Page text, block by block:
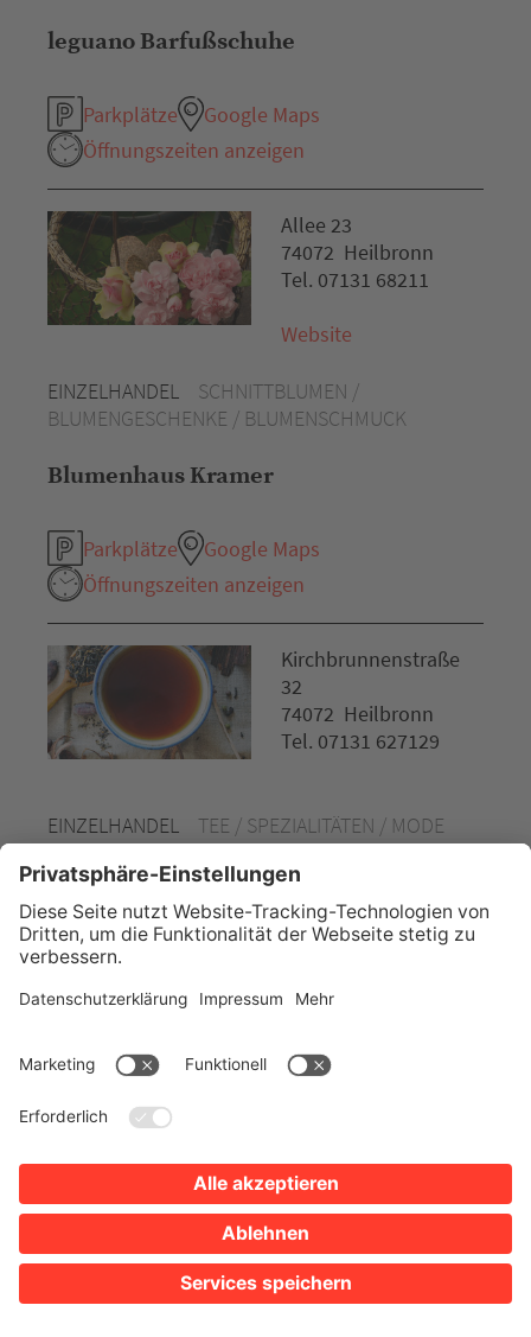
leguano Barfußschuhe
Parkplätze
Google Maps
Öffnungszeiten anzeigen
EINZELHANDEL
SCHNITTBLUMEN /
BLUMENGESCHENKE / BLUMENSCHMUCK
Blumenhaus Kramer
Parkplätze
Google Maps
Öffnungszeiten anzeigen
Allee 23
74072 Heilbronn
Tel. 07131 68211
Website
EINZELHANDEL TEE / SPEZIALITÄTEN / MODE
Weltladen Heilbronn
Parkplätze
Öffnungszeiten anzeigen
Kirchbrunnenstraße
32
74072 Heilbronn
Tel. 07131 627129
EINZELHANDEL KIOSK /
LOTTOANNAHMESTELLE / PAKETSHOP HERMES
Silcher Lädle
Silcherstraße 86